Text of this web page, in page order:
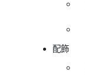
配飾